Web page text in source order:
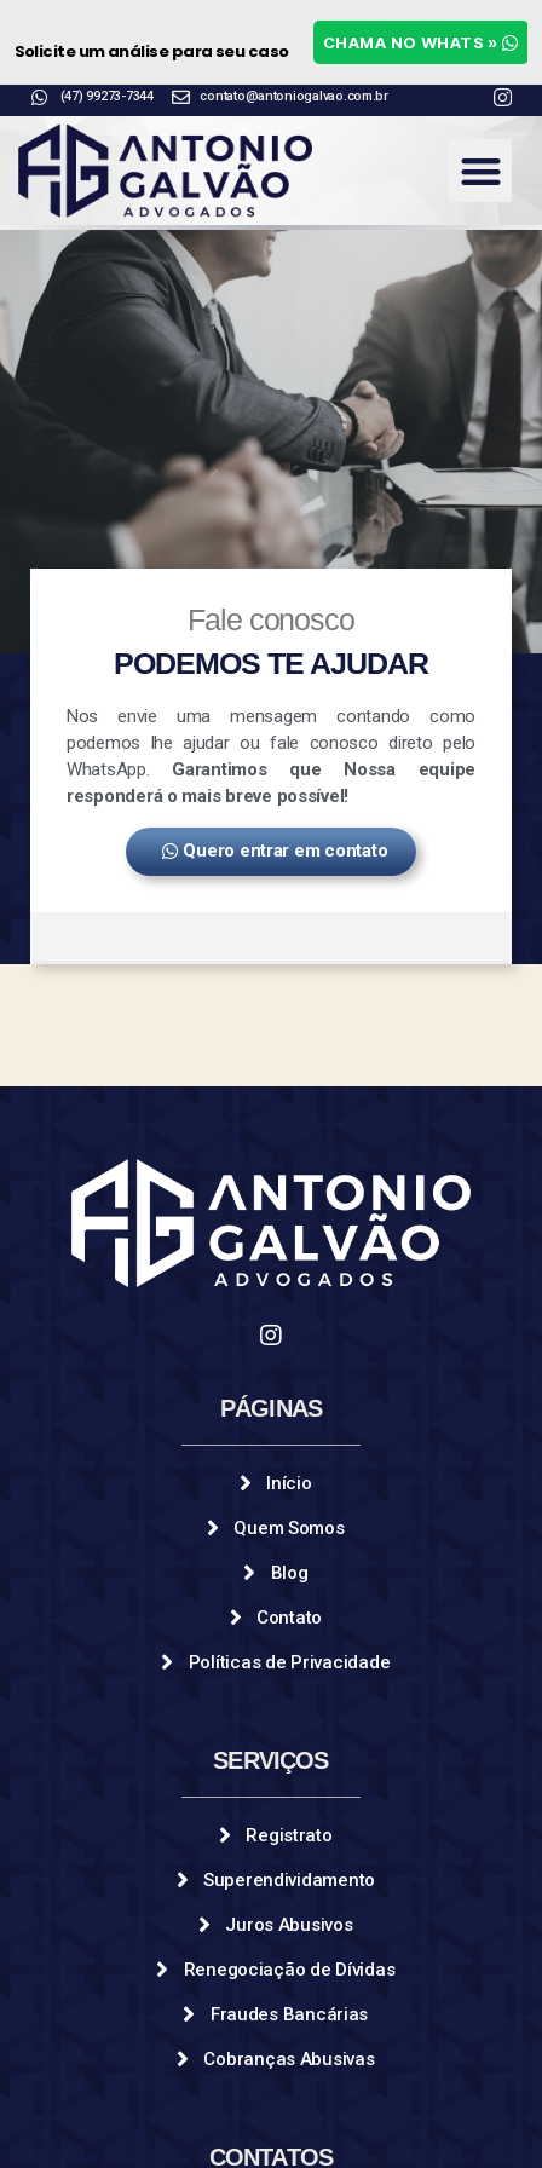
Solicite uma análise para seu
caso
Chama no Whats »
(47) 99273-7344 contato@antoniogalvao.com.br
Fale conosco
PODEMOS TE AJUDAR
Nos envie uma mensagem contando como
podemos lhe ajudar ou fale conosco direto pelo
WhatsApp. Garantimos que Nossa equipe
responderá o mais breve possível!
Quero entrar em contato
PÁGINAS
Início
Quem Somos
Blog
Contato
Políticas de Privacidade
SERVIÇOS
Registrato
Superendividamento
Juros Abusivos
Renegociação de Dívidas
Fraudes Bancárias
Cobranças Abusivas
CONTATOS
Solicite um análise para seu caso CHAMA NO WHATS »